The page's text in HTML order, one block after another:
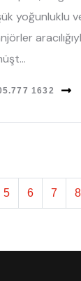
yoğunluklu
1632
5 6 7 8